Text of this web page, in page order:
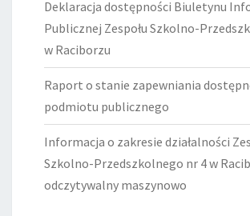
Deklaracja dostępności Biuletynu
Publicznej Zespołu Szkolno-
w Raciborzu
Raport o stanie zapewniania
podmiotu publicznego
Informacja o zakresie działalności
Szkolno-Przedszkolnego nr 4 w
odczytywalny maszynowo